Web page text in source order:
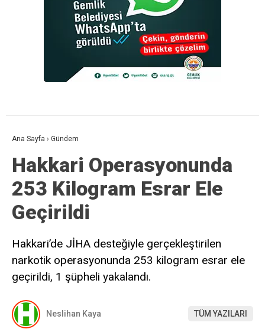
Ana Sayfa › Gündem
Hakkari Operasyonunda
253 Kilogram Esrar Ele
Geçirildi
Hakkari’de JİHA desteğiyle gerçekleştirilen
narkotik operasyonunda 253 kilogram esrar ele
geçirildi, 1 şüpheli yakalandı.
Neslihan Kaya TÜM YAZILARI